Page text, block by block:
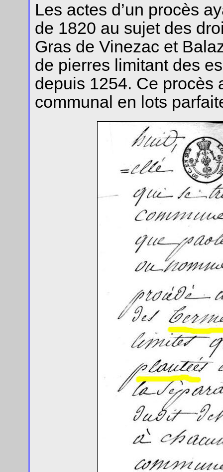
Les actes d’un procès
de 1820 au sujet des
Gras de Vinezac et
de pierres limitant des
depuis 1254. Ce procès
communal en lots